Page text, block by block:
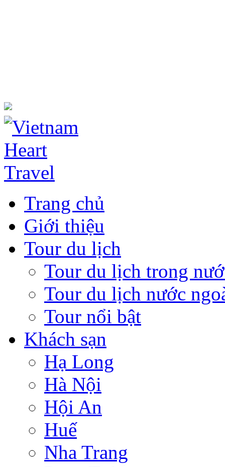
Trang chủ
Giới thiệu
Tour du lịch
Tour du lịch trong
Tour du lịch nước
Tour nổi bật
Khách sạn
Hạ Long
Hà Nội
Hội An
Huế
Nha Trang